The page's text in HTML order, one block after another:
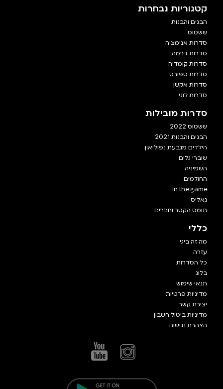
קטגוריות נבחרות
הבנים והבנות
ששטוס
סדרות אנימציה
סדרות דרמה
סדרות קומדיה
סדרות ספורט
סדרות אקשן
סדרות לוגי
סדרות מובילות
ששטוס 2022
הבנים והבנות 2021
הילדים מגבעת נפוליאון
שוברי גלים
השמיניה
החולמים
In the game
גאליס
תומס הקטר וחברים
כללי
מה זה ביגי
עזרה
כל הסדרות
בלוג
תנאי שימוש
מדיניות פרטיות
יצירת קשר
מדיניות ביטול חשבון
הצהרת נגישות